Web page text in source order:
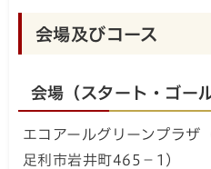
会場及びコース
会場（スタート・ゴール
エコアールグリーンプラザ
足利市岩井町465－1）